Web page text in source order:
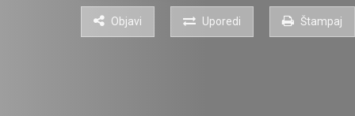
Objavi Uporedi Štampaj